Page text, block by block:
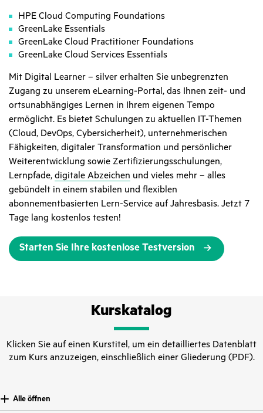
HPE Cloud Computing Foundations
GreenLake Essentials
GreenLake Cloud Practitioner Foundations
GreenLake Cloud Services Essentials
Mit Digital Learner – silver erhalten Sie unbegrenzten
Zugang zu unserem eLearning-Portal, das Ihnen zeit- und
ortsunabhängiges Lernen in Ihrem eigenen Tempo
ermöglicht. Es bietet Schulungen zu aktuellen IT-Themen
(Cloud, DevOps, Cybersicherheit), unternehmerischen
Fähigkeiten, digitaler Transformation und persönlicher
Weiterentwicklung sowie Zertifizierungsschulungen,
Lernpfade, digitale Abzeichen und vieles mehr – alles
gebündelt in einem stabilen und flexiblen
abonnementbasierten Lern-Service auf Jahresbasis. Jetzt 7
Tage lang kostenlos testen!
Starten Sie Ihre kostenlose Testversion
Kurskatalog
Klicken Sie auf einen Kurstitel, um ein detailliertes Datenblatt
zum Kurs anzuzeigen, einschließlich einer Gliederung (PDF).
Alle öffnen